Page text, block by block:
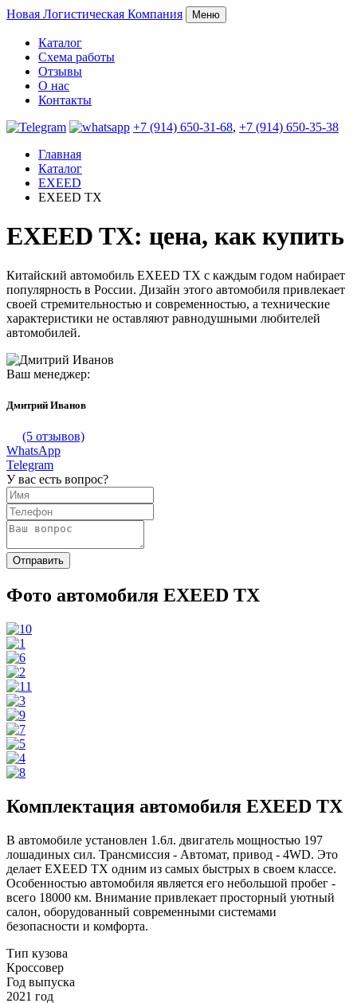
Новая Логистическая Компания Меню
Каталог
Схема работы
Отзывы
О нас
Контакты
+7 (914) 650-31-68, +7 (914) 650-35-38
Главная
Каталог
EXEED
EXEED TX
EXEED TX: цена, как купить
Китайский автомобиль EXEED TX с каждым годом набирает
популярность в России. Дизайн этого автомобиля привлекает
своей стремительностью и современностью, а технические
характеристики не оставляют равнодушными любителей
автомобилей.
Ваш менеджер:
Дмитрий Иванов
(5 отзывов)
WhatsApp
Telegram
У вас есть вопрос?
Фото автомобиля EXEED TX
Комплектация автомобиля EXEED TX
В автомобиле установлен 1.6л. двигатель мощностью 197
лошадиных сил. Трансмиссия - Автомат, привод - 4WD. Это
делает EXEED TX одним из самых быстрых в своем классе.
Особенностью автомобиля является его небольшой пробег -
всего 18000 км. Внимание привлекает просторный уютный
салон, оборудованный современными системами
безопасности и комфорта.
Тип кузова
Кроссовер
Год выпуска
2021 год